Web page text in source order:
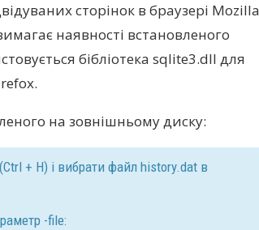
сторінок в браузері Mozilla
наявності встановленого
бібліотека sqlite3.dll для
на зовнішньому диску:
+ H) і вибрати файл history.dat в
-file: